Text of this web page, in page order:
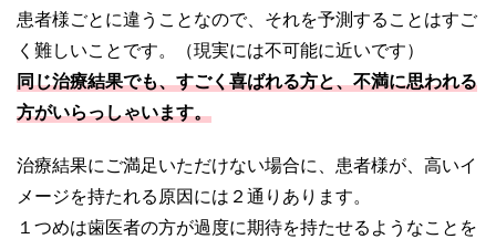
患者様ごとに違うことなので、それを予測することはすご
く難しいことです。（現実には不可能に近いです）
同じ治療結果でも、すごく喜ばれる方と、不満に思われる
方がいらっしゃいます。
治療結果にご満足いただけない場合に、患者様が、高いイ
メージを持たれる原因には２通りあります。
１つめは歯医者の方が過度に期待を持たせるようなことを